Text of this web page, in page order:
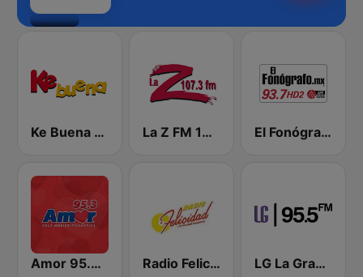
Ke Buena 92.9 FM La Z FM 107.3 El Fonógrafo HD2
Amor 95.3 FM Radio Felicidad 1180 AM LG La Grande